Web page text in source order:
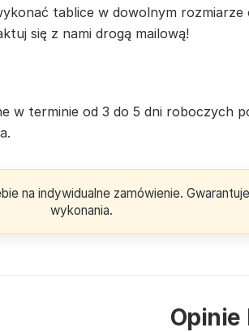
tablice w dowolnym rozmiarze
się z nami drogą mailową!
w terminie od 3 do 5 dni roboczych
na indywidualne zamówienie.
wykonania.